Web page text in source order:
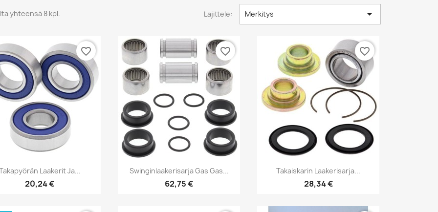
yhteensä 8 kpl. Lajittele: Merkitys 
Pikakatselu
Laakerit Ja...
20,24 €
favorite_border
Pikakatselu
Swinginlaakerisarja Gas Gas...
62,75 €
favorite_border
Pikakatselu
Takaiskarin Laakerisarja...
28,34 €
favorite_border